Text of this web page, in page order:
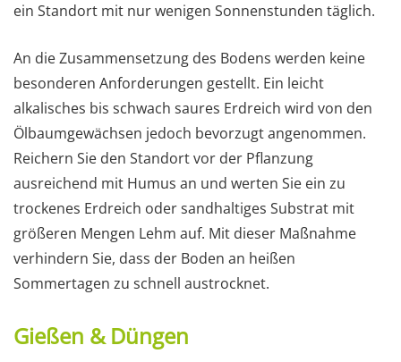
ein Standort mit nur wenigen Sonnenstunden täglich.
An die Zusammensetzung des Bodens werden keine
besonderen Anforderungen gestellt. Ein leicht
alkalisches bis schwach saures Erdreich wird von den
Ölbaumgewächsen jedoch bevorzugt angenommen.
Reichern Sie den Standort vor der Pflanzung
ausreichend mit Humus an und werten Sie ein zu
trockenes Erdreich oder sandhaltiges Substrat mit
größeren Mengen Lehm auf. Mit dieser Maßnahme
verhindern Sie, dass der Boden an heißen
Sommertagen zu schnell austrocknet.
Gießen & Düngen